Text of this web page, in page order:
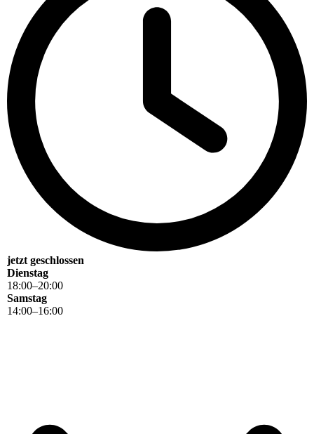
jetzt geschlossen
Dienstag
18:00–20:00
Samstag
14:00–16:00